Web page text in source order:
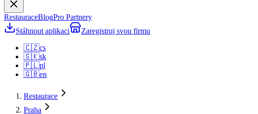
RestauraceBlogPro Partnery
Stáhnout aplikaci
Zaregistruj svou firmu
🇨🇿cs
🇸🇰sk
🇵🇱pl
🇬🇧en
Restaurace
Praha